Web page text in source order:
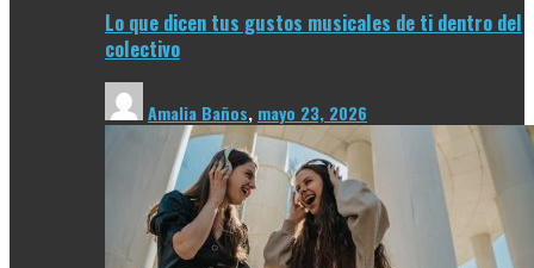
Lo que dicen tus gustos musicales de ti dentro del
colectivo
Amalia Baños, mayo 23, 2026